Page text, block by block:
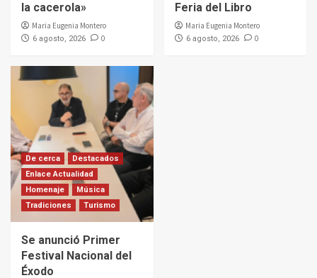
la cacerola»
Maria Eugenia Montero
6 agosto, 2026 0
Feria del Libro
Maria Eugenia Montero
6 agosto, 2026 0
De cerca
Destacados
Enlace Actualidad
Homenaje
Música
Tradiciones
Turismo
Se anunció Primer
Festival Nacional del
Éxodo